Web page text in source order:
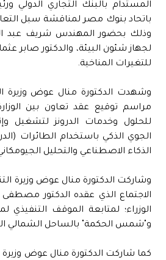
المستدام بالبنك التجاري الدولي
باتحاد بنوك مصر لمناقشة سبل
وذلك بحضور المهندس شريف عبد
لجهاز شئون البيئة، والدكتور صابر
للتغيرات المناخية.
وشهدت الدكتورة منال عوض وزيرة
مراسم توقيع عقد تعاون بين
للحلول وخدمات الدرونز لتشغيل
الجوي الذكي باستخدام الطائرات
الذكاء الاصطناعي والتحليل
وشاركت الدكتورة منال عوض وزيرة
الاجتماع الذي عقده الدكتور
الوزراء؛ لمتابعة الموقف
و"شمس الحكمة" بالساحل الشمالي
كما شاركت الدكتورة منال عوض وزيرة